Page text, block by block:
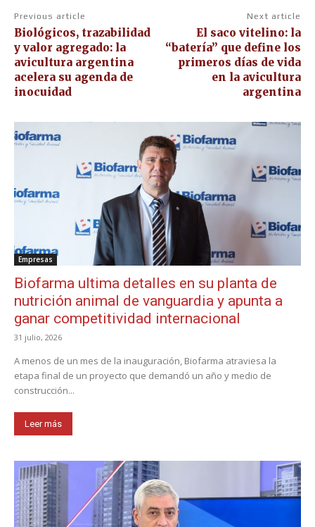
Previous article
Biológicos, trazabilidad
y valor agregado: la
avicultura argentina
acelera su agenda de
inocuidad
Next article
El saco vitelino: la
“batería” que define los
primeros días de vida
en la avicultura
argentina
Empresas
Biofarma ultima detalles en su planta de
nutrición animal de vanguardia y apunta a
ganar competitividad internacional
31 julio, 2026
A menos de un mes de la inauguración, Biofarma atraviesa la
etapa final de un proyecto que demandó un año y medio de
construcción...
Leer más